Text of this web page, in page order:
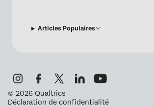
Articles Populaires
© 2026 Qualtrics
Déclaration de confidentialité